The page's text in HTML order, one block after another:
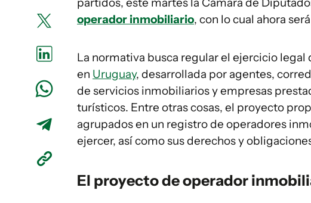
operador inmobiliario, con lo cual ahora
La normativa busca regular el ejercicio
en Uruguay, desarrollada por agentes,
de servicios inmobiliarios y empresas
turísticos. Entre otras cosas, el proyecto
agrupados en un registro de operadores
ejercer, así como sus derechos y
El proyecto de operador